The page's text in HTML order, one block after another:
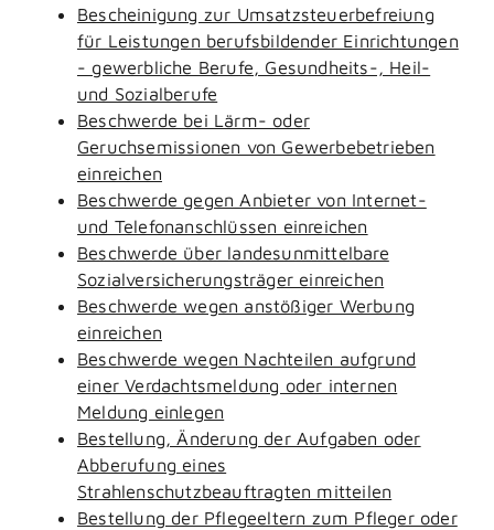
Bescheinigung zur Umsatzsteuerbefreiung
für Leistungen berufsbildender Einrichtungen
- gewerbliche Berufe, Gesundheits-, Heil-
und Sozialberufe
Beschwerde bei Lärm- oder
Geruchsemissionen von Gewerbebetrieben
einreichen
Beschwerde gegen Anbieter von Internet-
und Telefonanschlüssen einreichen
Beschwerde über landesunmittelbare
Sozialversicherungsträger einreichen
Beschwerde wegen anstößiger Werbung
einreichen
Beschwerde wegen Nachteilen aufgrund
einer Verdachtsmeldung oder internen
Meldung einlegen
Bestellung, Änderung der Aufgaben oder
Abberufung eines
Strahlenschutzbeauftragten mitteilen
Bestellung der Pflegeeltern zum Pfleger oder